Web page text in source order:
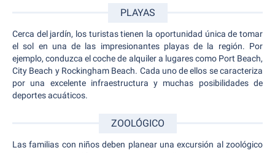
PLAYAS
Cerca del jardín, los turistas tienen la oportunidad única de tomar
el sol en una de las impresionantes playas de la región. Por
ejemplo, conduzca el coche de alquiler a lugares como Port Beach,
City Beach y Rockingham Beach. Cada uno de ellos se caracteriza
por una excelente infraestructura y muchas posibilidades de
deportes acuáticos.
ZOOLÓGICO
Las familias con niños deben planear una excursión al zoológico